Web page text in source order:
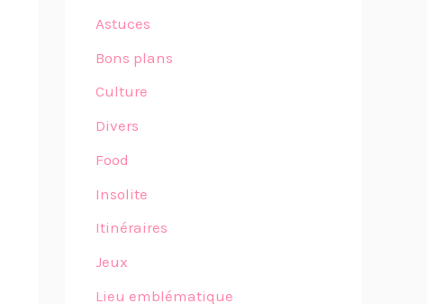
Astuces
Bons plans
Culture
Divers
Food
Insolite
Itinéraires
Jeux
Lieu emblématique